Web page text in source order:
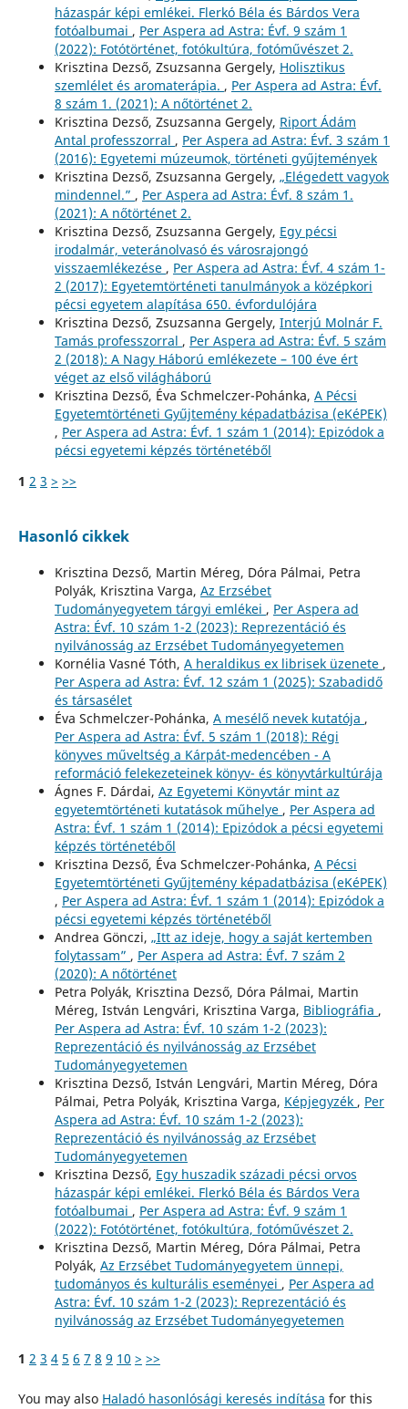
házaspár képi emlékei. Flerkó Béla és Bárdos Vera
fotóalbumai , Per Aspera ad Astra: Évf. 9 szám 1
(2022): Fotótörténet, fotókultúra, fotóművészet 2.
Krisztina Dezső, Zsuzsanna Gergely, Holisztikus
szemlélet és aromaterápia. , Per Aspera ad Astra: Évf.
8 szám 1. (2021): A nőtörténet 2.
Krisztina Dezső, Zsuzsanna Gergely, Riport Ádám
Antal professzorral , Per Aspera ad Astra: Évf. 3 szám 1
(2016): Egyetemi múzeumok, történeti gyűjtemények
Krisztina Dezső, Zsuzsanna Gergely, „Elégedett vagyok
mindennel.” , Per Aspera ad Astra: Évf. 8 szám 1.
(2021): A nőtörténet 2.
Krisztina Dezső, Zsuzsanna Gergely, Egy pécsi
irodalmár, veteránolvasó és városrajongó
visszaemlékezése , Per Aspera ad Astra: Évf. 4 szám 1-
2 (2017): Egyetemtörténeti tanulmányok a középkori
pécsi egyetem alapítása 650. évfordulójára
Krisztina Dezső, Zsuzsanna Gergely, Interjú Molnár F.
Tamás professzorral , Per Aspera ad Astra: Évf. 5 szám
2 (2018): A Nagy Háború emlékezete – 100 éve ért
véget az első világháború
Krisztina Dezső, Éva Schmelczer-Pohánka, A Pécsi
Egyetemtörténeti Gyűjtemény képadatbázisa (eKéPEK)
, Per Aspera ad Astra: Évf. 1 szám 1 (2014): Epizódok a
pécsi egyetemi képzés történetéből
1 2 3 > >>
Hasonló cikkek
Krisztina Dezső, Martin Méreg, Dóra Pálmai, Petra
Polyák, Krisztina Varga, Az Erzsébet
Tudományegyetem tárgyi emlékei , Per Aspera ad
Astra: Évf. 10 szám 1-2 (2023): Reprezentáció és
nyilvánosság az Erzsébet Tudományegyetemen
Kornélia Vasné Tóth, A heraldikus ex librisek üzenete ,
Per Aspera ad Astra: Évf. 12 szám 1 (2025): Szabadidő
és társasélet
Éva Schmelczer-Pohánka, A mesélő nevek kutatója ,
Per Aspera ad Astra: Évf. 5 szám 1 (2018): Régi
könyves műveltség a Kárpát-medencében - A
reformáció felekezeteinek könyv- és könyvtárkultúrája
Ágnes F. Dárdai, Az Egyetemi Könyvtár mint az
egyetemtörténeti kutatások műhelye , Per Aspera ad
Astra: Évf. 1 szám 1 (2014): Epizódok a pécsi egyetemi
képzés történetéből
Krisztina Dezső, Éva Schmelczer-Pohánka, A Pécsi
Egyetemtörténeti Gyűjtemény képadatbázisa (eKéPEK)
, Per Aspera ad Astra: Évf. 1 szám 1 (2014): Epizódok a
pécsi egyetemi képzés történetéből
Andrea Gönczi, „Itt az ideje, hogy a saját kertemben
folytassam” , Per Aspera ad Astra: Évf. 7 szám 2
(2020): A nőtörténet
Petra Polyák, Krisztina Dezső, Dóra Pálmai, Martin
Méreg, István Lengvári, Krisztina Varga, Bibliográfia ,
Per Aspera ad Astra: Évf. 10 szám 1-2 (2023):
Reprezentáció és nyilvánosság az Erzsébet
Tudományegyetemen
Krisztina Dezső, István Lengvári, Martin Méreg, Dóra
Pálmai, Petra Polyák, Krisztina Varga, Képjegyzék , Per
Aspera ad Astra: Évf. 10 szám 1-2 (2023):
Reprezentáció és nyilvánosság az Erzsébet
Tudományegyetemen
Krisztina Dezső, Egy huszadik századi pécsi orvos
házaspár képi emlékei. Flerkó Béla és Bárdos Vera
fotóalbumai , Per Aspera ad Astra: Évf. 9 szám 1
(2022): Fotótörténet, fotókultúra, fotóművészet 2.
Krisztina Dezső, Martin Méreg, Dóra Pálmai, Petra
Polyák, Az Erzsébet Tudományegyetem ünnepi,
tudományos és kulturális eseményei , Per Aspera ad
Astra: Évf. 10 szám 1-2 (2023): Reprezentáció és
nyilvánosság az Erzsébet Tudományegyetemen
1 2 3 4 5 6 7 8 9 10 > >>
You may also Haladó hasonlósági keresés indítása for this